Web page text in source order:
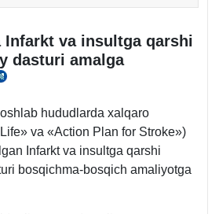
Infarkt va insultga qarshi
dasturi amalga
hududlarda хalqaro
va «Action Plan for Stroke»)
Infarkt va insultga qarshi
bosqichma-bosqich amaliyotga